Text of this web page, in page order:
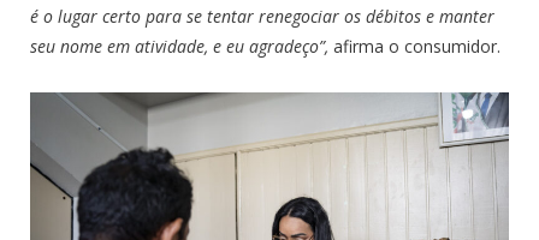
é o lugar certo para se tentar renegociar os débitos e manter
seu nome em atividade, e eu agradeço”, afirma o consumidor.